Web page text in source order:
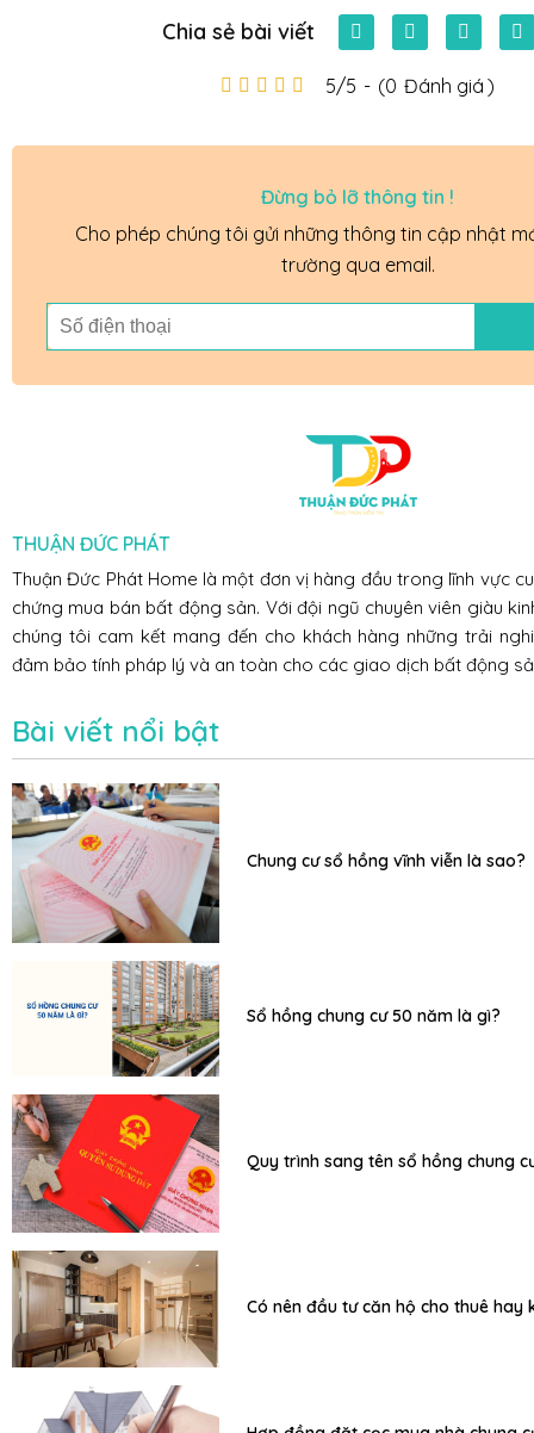
Chia sẻ bài viết
5/5 - (0 Đánh giá )
Đừng bỏ lỡ thông tin !
Cho phép chúng tôi gửi những thông tin cập nhật
trường qua email.
THUẬN ĐỨC PHÁT
Thuận Đức Phát Home là một đơn vị hàng đầu trong lĩnh vực
chứng mua bán bất động sản. Với đội ngũ chuyên viên giàu
chúng tôi cam kết mang đến cho khách hàng những trải
đảm bảo tính pháp lý và an toàn cho các giao dịch bất động
Bài viết nổi bật
Chung cư sổ hồng vĩnh viễn là sao?
Sổ hồng chung cư 50 năm là gì?
Quy trình sang tên sổ hồng chung
Có nên đầu tư căn hộ cho thuê hay